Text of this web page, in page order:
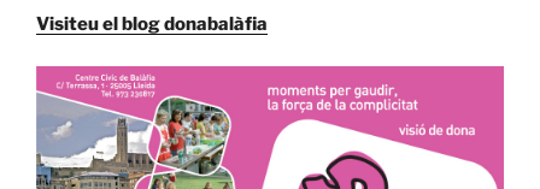
Visiteu el blog donabalàfia